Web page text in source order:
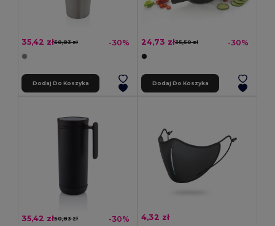
35,42 zł50,83 zł -30%
Dodaj Do Koszyka
24,73 zł35,50 zł -30%
Dodaj Do Koszyka
35,42 zł50,83 zł -30% 4,32 zł